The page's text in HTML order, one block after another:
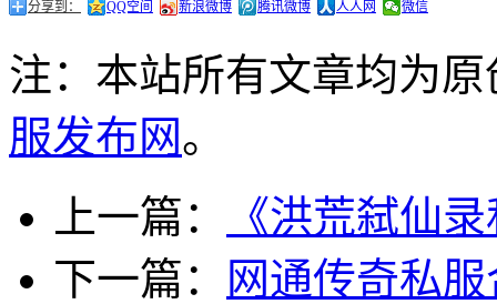
分享到： QQ空间 新浪微博 腾讯微博 人人网 微信
注：本站所有文章均为
服发布网。
上一篇：
《洪荒弑仙
下一篇：
网通传奇私